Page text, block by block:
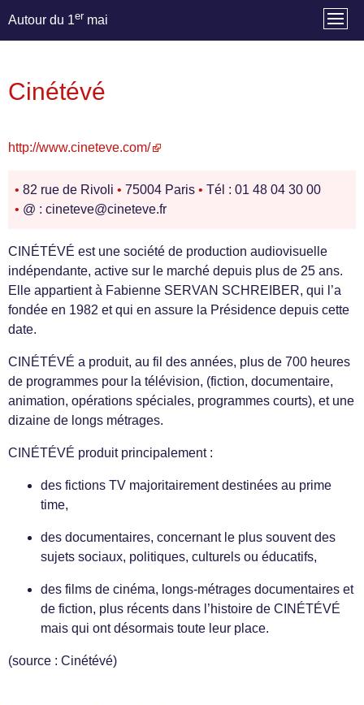
Autour du 1er mai
Cinétévé
http://www.cineteve.com/
• 82 rue de Rivoli • 75004 Paris • Tél : 01 48 04 30 00
• @ : cineteve@cineteve.fr
CINÉTÉVÉ est une société de production audiovisuelle
indépendante, active sur le marché depuis plus de 25 ans.
Elle appartient à Fabienne SERVAN SCHREIBER, qui l’a
fondée en 1982 et qui en assure la Présidence depuis cette
date.
CINÉTÉVÉ a produit, au fil des années, plus de 700 heures
de programmes pour la télévision, (fiction, documentaire,
animation, opérations spéciales, programmes courts), et une
dizaine de longs métrages.
CINÉTÉVÉ produit principalement :
des fictions TV majoritairement destinées au prime
time,
des documentaires, concernant le plus souvent des
sujets sociaux, politiques, culturels ou éducatifs,
des films de cinéma, longs-métrages documentaires et
de fiction, plus récents dans l’histoire de CINÉTÉVÉ
mais qui ont désormais toute leur place.
(source : Cinétévé)